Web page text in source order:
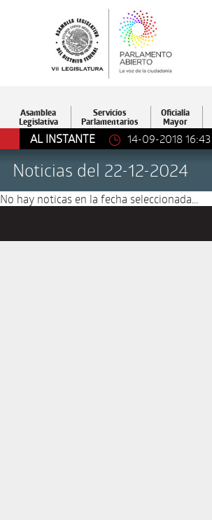
Asamblea
Legislativa
Servicios
Parlamentarios
Oficialía
Mayor
AL INSTANTE 14-09-2018 16:43
Noticias del 22-12-2024
No hay noticas en la fecha seleccionada...